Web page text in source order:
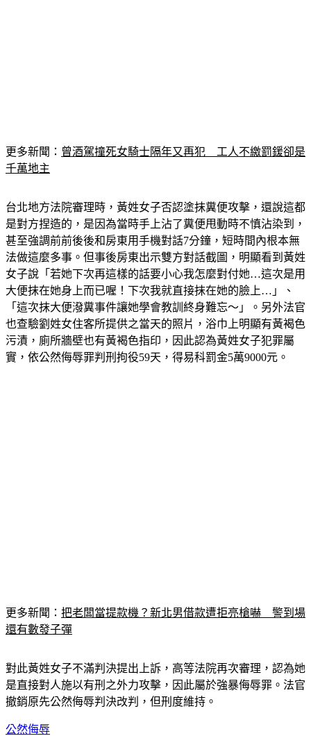
千萬地主
是對方捏造的，是因為當時手上沾了糞便甩動時不慎沾染到，
甚至強調前前後後和房東用手機對話7分鐘，短時間內根本無
法做這麼多事。但事後房東出示雙方對話截圖，明顯看到黃姓
女子說「若她下次再這樣的話要小心我怎麼對付她…這次是用
大便抹在她身上而已喔！下次我就直接抹在她的臉上…」、
「這次抹大便潑糞事件讓她學會教訓終身難忘～」。另外法官
也查驗劉姓女住客所提供之當天的照片，浴巾上明顯有黃褐色
污漬，廁所牆壁也有黃褐色指印，因此認為黃姓女子犯罪屬
實，依公然侮辱罪判刑拘役59天，得易科罰金5萬9000元。
還有數發子彈
是直接對人施以有刑之外力攻擊，因此屬於強暴侮辱罪。法官
撤銷原先公然侮辱判決改判，但刑度維持。
雅房